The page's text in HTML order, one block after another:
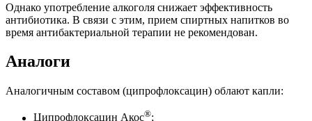
Однако употребление алкоголя снижает эффективность
антибиотика. В связи с этим, прием спиртных напитков во
время антибактериальной терапии не рекомендован.
Аналоги
Аналогичным составом (ципрофлоксацин) облают капли:
Ципрофлоксацин Акос®;